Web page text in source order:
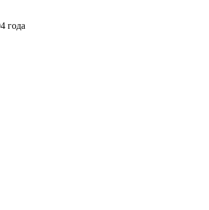
года